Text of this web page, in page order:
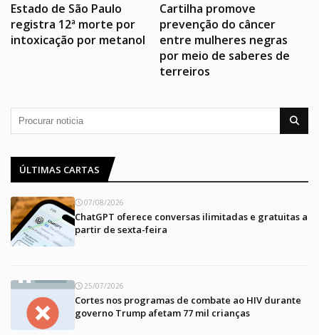
Estado de São Paulo
registra 12ª morte por
intoxicação por metanol
Cartilha promove
prevenção do câncer
entre mulheres negras
por meio de saberes de
terreiros
ÚLTIMAS CARTAS
07/08/2026
ChatGPT oferece conversas ilimitadas e gratuitas a
partir de sexta-feira
25/07/2026
Cortes nos programas de combate ao HIV durante
governo Trump afetam 77 mil crianças